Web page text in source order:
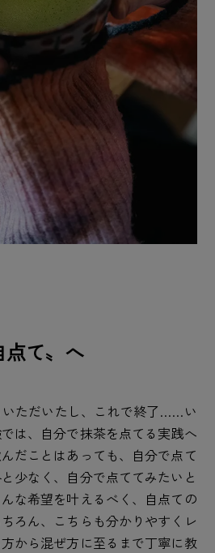
点て〟へ
ただいたし、これで終了……い
は、自分で抹茶を点てる実践へ
だことはあっても、自分で点て
少なく、自分で点ててみたいと
な希望を叶えるべく、自点ての
ろん、こちらも分かりやすくレ
から混ぜ方に至るまで丁寧に教